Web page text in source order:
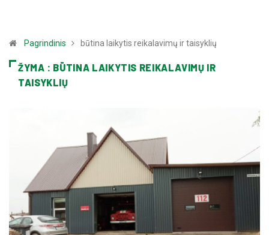
Pagrindinis būtina laikytis reikalavimų ir taisyklių
ŽYMA : BŪTINA LAIKYTIS REIKALAVIMŲ IR
TAISYKLIŲ